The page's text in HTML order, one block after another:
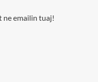
ne emailin tuaj!